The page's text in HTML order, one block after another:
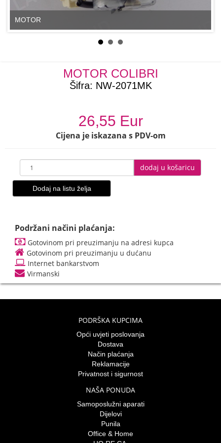
MOTOR
MOTOR COLIBRI
Šifra: NW-2071MK
26,55 Eur
Cijena je iskazana s PDV-om
dodaj u košaricu
Dodaj na listu želja
Podržani načini plaćanja:
Gotovinom pri preuzimanju na adresi kupca
Gotovinom pri preuzimanju u dućanu
Internet bankarstvom
Virmanski
PODRŠKA KUPCIMA
Opći uvjeti poslovanja
Dostava
Način plaćanja
Reklamacije
Privatnost i sigurnost
NAŠA PONUDA
Samoposlužni aparati
Dijelovi
Punila
Office & Home